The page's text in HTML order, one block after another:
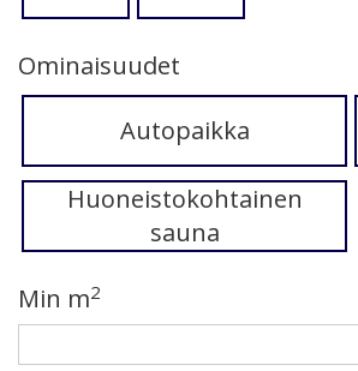
Ominaisuudet
Autopaikka
Huoneistokohtainen
sauna
Min m2